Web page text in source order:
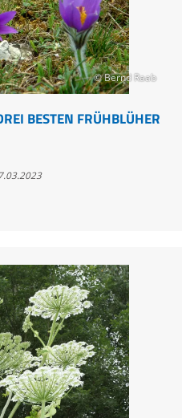
© Bernd Raab
BESTEN FRÜHBLÜHER